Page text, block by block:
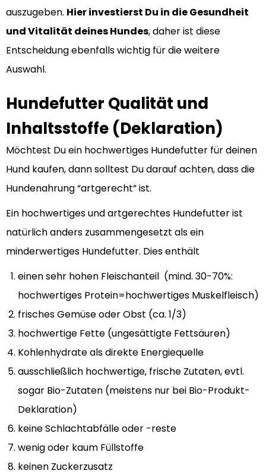
auszugeben. Hier investierst Du in die Gesundheit
und Vitalität deines Hundes, daher ist diese
Entscheidung ebenfalls wichtig für die weitere
Auswahl.
Hundefutter Qualität und
Inhaltsstoffe (Deklaration)
Möchtest Du ein hochwertiges Hundefutter für deinen
Hund kaufen, dann solltest Du darauf achten, dass die
Hundenahrung “artgerecht” ist.
Ein hochwertiges und artgerechtes Hundefutter ist
natürlich anders zusammengesetzt als ein
minderwertiges Hundefutter. Dies enthält
einen sehr hohen Fleischanteil (mind. 30-70%:
hochwertiges Protein=hochwertiges Muskelfleisch)
frisches Gemüse oder Obst (ca. 1/3)
hochwertige Fette (ungesättigte Fettsäuren)
Kohlenhydrate als direkte Energiequelle
ausschließlich hochwertige, frische Zutaten, evtl.
sogar Bio-Zutaten (meistens nur bei Bio-Produkt-
Deklaration)
keine Schlachtabfälle oder -reste
wenig oder kaum Füllstoffe
keinen Zuckerzusatz